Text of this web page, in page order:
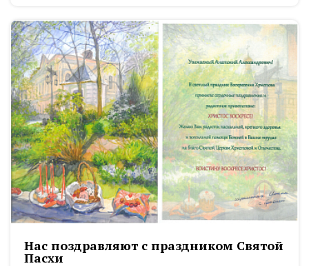
Нас поздравляют с праздником Святой
Пасхи